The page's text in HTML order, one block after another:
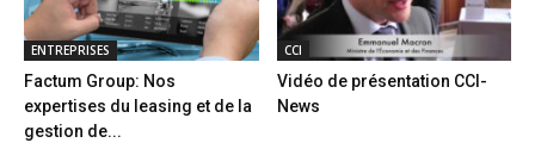
ENTREPRISES
Factum Group: Nos
expertises du leasing et de la
gestion de...
CCI
Vidéo de présentation CCI-
News